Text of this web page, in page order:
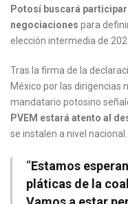
Potosí buscará
negociaciones para
elección intermedia de
Tras la firma de la
México por las dirigencias
mandatario potosino
PVEM estará atento al
se instalen a nivel nacional.
“Estamos
pláticas de la